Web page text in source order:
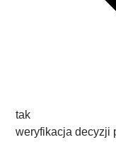
tak
weryfikacja decyzji